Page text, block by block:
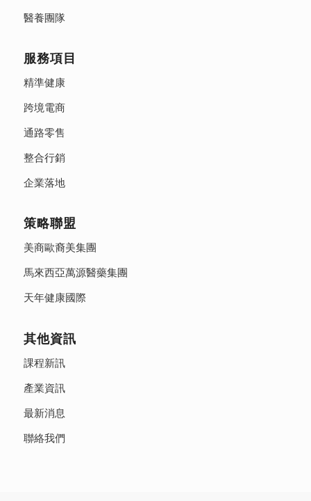
醫養團隊
服務項目
精準健康
跨境電商
通路零售
整合行銷
企業落地
策略聯盟
美商歐裔美集團
馬來西亞萬源醫藥集團
天年健康國際
其他資訊
課程新訊
產業資訊
最新消息
聯絡我們